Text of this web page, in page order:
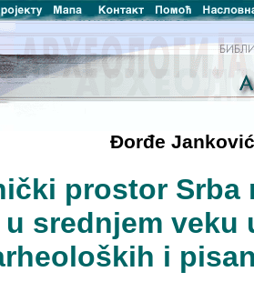
Đorđe Janković
prostor Srba
u srednjem veku
i